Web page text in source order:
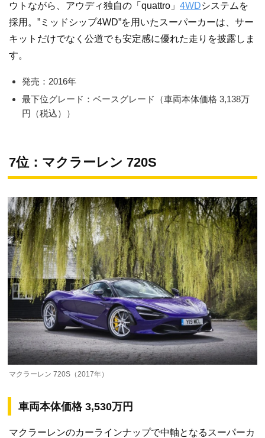
ウトながら、アウディ独自の「quattro」 4WDシステムを
採用。”ミッドシップ4WD”を用いたスーパーカーは、サー
キットだけでなく公道でも安定感に優れた走りを披露しま
す。
発売：2016年
最下位グレード：ベースグレード（車両本体価格 3,138万
円（税込））
7位：マクラーレン 720S
マクラーレン 720S（2017年）
車両本体価格 3,530万円
マクラーレンのカーラインナップで中軸となるスーパーカ